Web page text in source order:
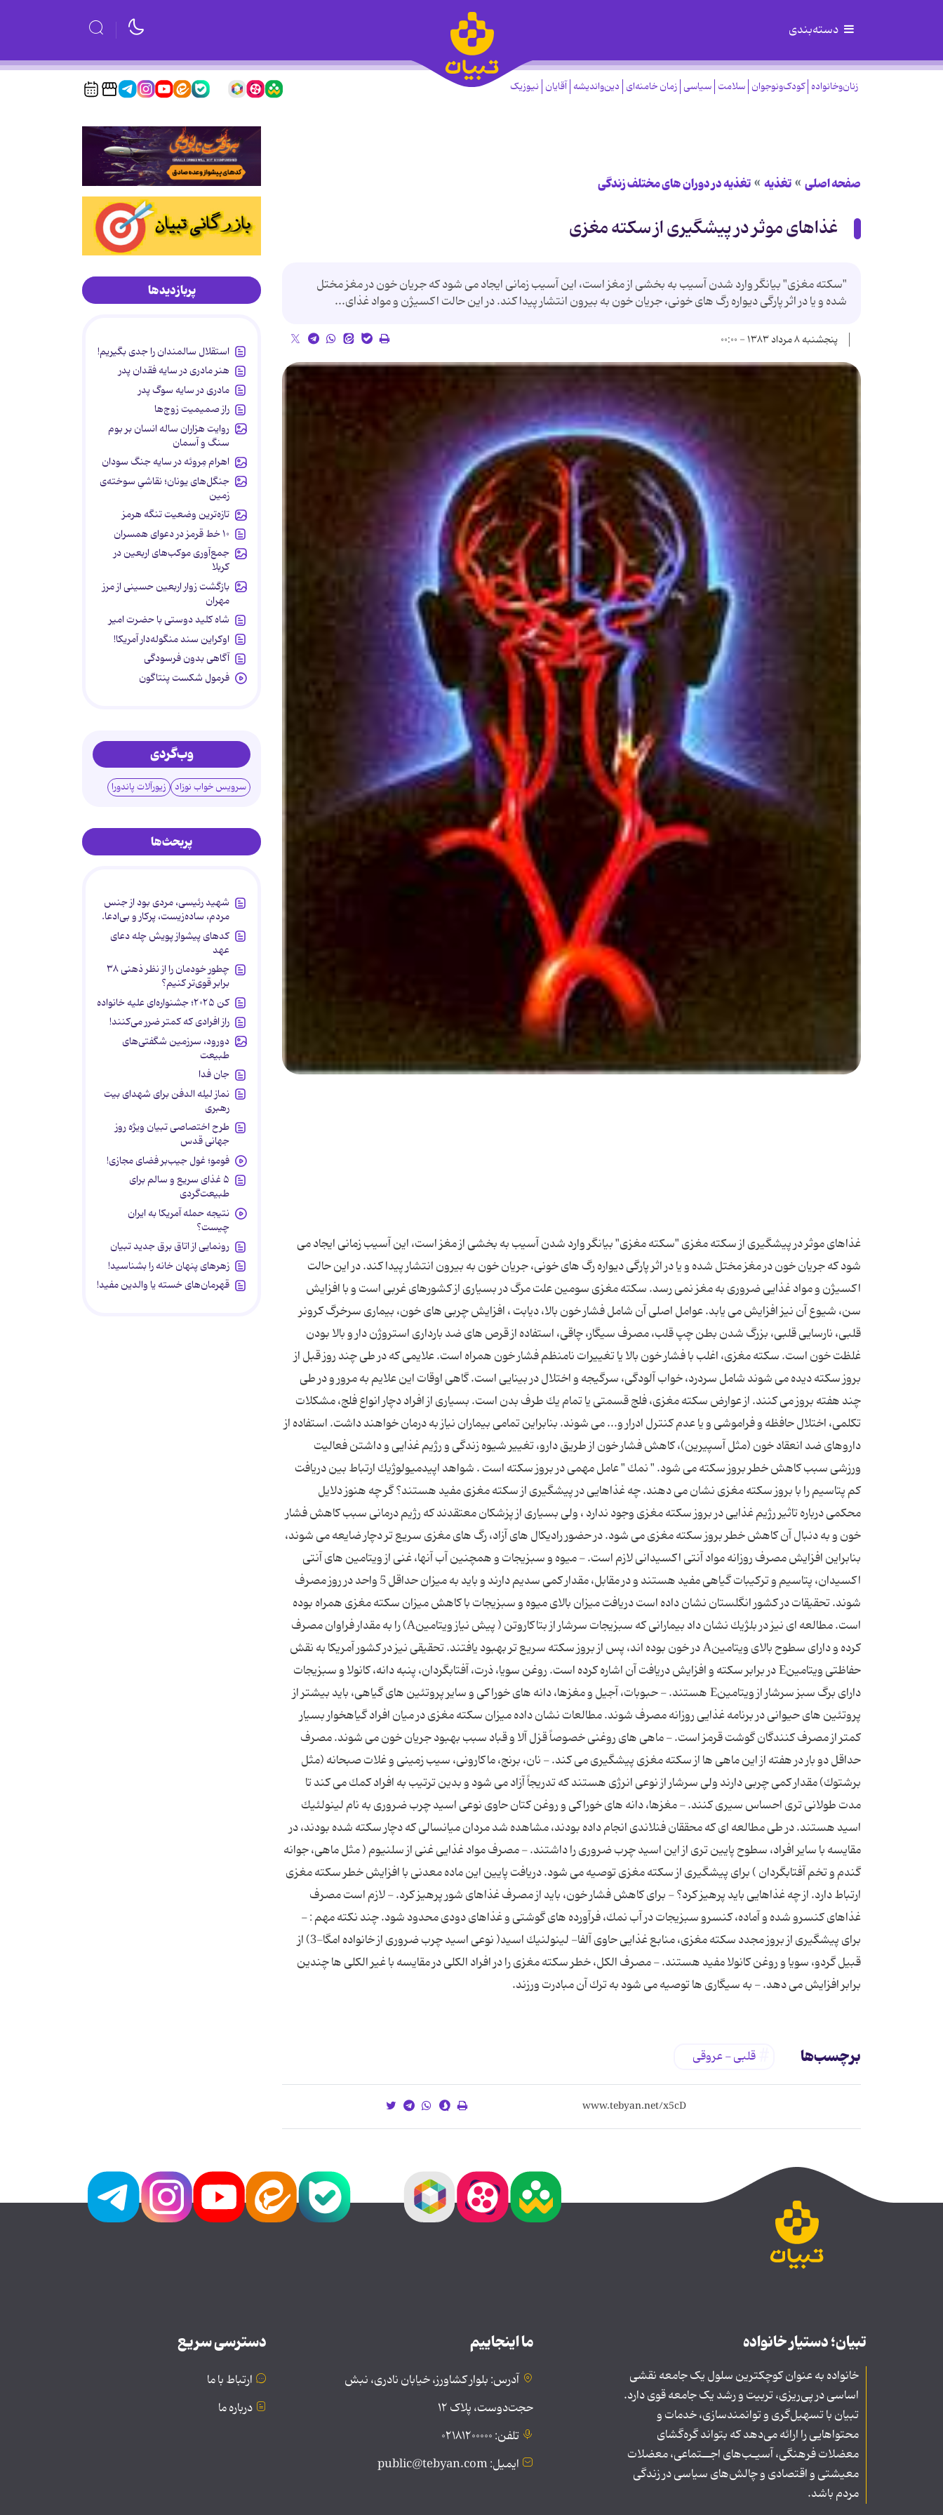
دسته‌بندی
زنان‌وخانواده کودک‌ونوجوان سلامت سیاسی زمان خامنه‌ای دین‌واندیشه آقایان نیوزیک
صفحه اصلی تغذیه تغذیه در دوران های مختلف زندگی
غذاهای موثر در پیشگیری از سكته مغزی
"سكته مغزی" بیانگر وارد شدن آسیب به بخشی از مغز است، این آسیب زمانی ایجاد می شود كه جریان خون در مغز مختل
شده و یا در اثر پارگی دیواره رگ های خونی، جریان خون به بیرون انتشار پیدا كند. در این حالت اكسیژن و مواد غذای...
پنجشنبه ۸ مرداد ۱۳۸۳ - ۰۰:۰۰
غذاهای موثر در پیشگیری از سكته مغزی "سكته مغزی" بیانگر وارد شدن آسیب به بخشی از مغز است، این آسیب زمانی ایجاد می
شود كه جریان خون در مغز مختل شده و یا در اثر پارگی دیواره رگ های خونی، جریان خون به بیرون انتشار پیدا كند. در این حالت
اكسیژن و مواد غذایی ضروری به مغز نمی رسد. سكته مغزی سومین علت مرگ در بسیاری از كشورهای غربی است و با افزایش
سن، شیوع آن نیز افزایش می یابد. عوامل اصلی آن شامل فشار خون بالا، دیابت ، افزایش چربی های خون، بیماری سرخرگ كرونر
قلبی، نارسایی قلبی، بزرگ شدن بطن چپ قلب، مصرف سیگار، چاقی، استفاده از قرص های ضد بارداری استروژن دار و بالا بودن
غلظت خون است. سكته مغزی، اغلب با فشار خون بالا یا تغییرات نامنظم فشار خون همراه است. علایمی كه در طی چند روز قبل از
بروز سكته دیده می شوند شامل سردرد، خواب آلودگی، سرگیجه و اختلال در بینایی است. گاهی اوقات این علایم به مرور و در طی
چند هفته بروز می كنند. از عوارض سكته مغزی، فلج قسمتی یا تمام یك طرف بدن است. بسیاری از افراد دچار انواع فلج، مشكلات
تكلمی، اختلال حافظه و فراموشی و یا عدم كنترل ادرار و... می شوند. بنابراین تمامی بیماران نیاز به درمان خواهند داشت. استفاده از
داروهای ضد انعقاد خون (مثل آسپیرین)، كاهش فشار خون از طریق دارو، تغییر شیوه زندگی و رژیم غذایی و داشتن فعالیت
ورزشی سبب كاهش خطر بروز سكته می شود. " نمك " عامل مهمی در بروز سكته است . شواهد اپیدمیولوژیك ارتباط بین دریافت
كم پتاسیم را با بروز سكته مغزی نشان می دهند. چه غذاهایی در پیشگیری از سكته مغزی مفید هستند؟ گر چه هنوز دلایل
محكمی درباره تاثیر رژیم غذایی در بروز سكته مغزی وجود ندارد ، ولی بسیاری از پزشكان معتقدند كه رژیم درمانی سبب كاهش فشار
خون و به دنبال آن كاهش خطر بروز سكته مغزی می شود. در حضور رادیكال های آزاد، رگ های مغزی سریع تر دچار ضایعه می شوند،
بنابراین افزایش مصرف روزانه مواد آنتی اكسیدانی لازم است. - میوه و سبزیجات و همچنین آب آنها، غنی از ویتامین های آنتی
اكسیدان، پتاسیم و تركیبات گیاهی مفید هستند و در مقابل، مقدار كمی سدیم دارند و باید به میزان حداقل 5 واحد در روز مصرف
شوند. تحقیقات در كشور انگلستان نشان داده است دریافت میزان بالای میوه و سبزیجات با كاهش میزان سكته مغزی همراه بوده
است. مطالعه ای نیز در بلژیك نشان داد بیمارانی كه سبزیجات سرشار از بتاكاروتن ( پیش نیاز ویتامینA) را به مقدار فراوان مصرف
كرده و دارای سطوح بالای ویتامینA در خون بوده اند، پس از بروز سكته سریع تر بهبود یافتند. تحقیقی نیز در كشور آمریكا به نقش
حفاظتی ویتامینE در برابر سكته و افزایش دریافت آن اشاره كرده است. روغن سویا، ذرت، آفتابگردان، پنبه دانه، كانولا و سبزیجات
دارای برگ سبز سرشار از ویتامینE هستند. - حبوبات، آجیل و مغزها، دانه های خوراكی و سایر پروتئین های گیاهی، باید بیشتر از
پروتئین های حیوانی در برنامه غذایی روزانه مصرف شوند. مطالعات نشان داده میزان سكته مغزی در میان افراد گیاهخوار بسیار
كمتر از مصرف كنندگان گوشت قرمز است. - ماهی های روغنی خصوصاً قزل آلا و قباد سبب بهبود جریان خون می شوند. مصرف
حداقل دو بار در هفته از این ماهی ها از سكته مغزی پیشگیری می كند. - نان، برنج، ماكارونی، سیب زمینی و غلات صبحانه (مثل
برشتوك) مقدار كمی چربی دارند ولی سرشار از نوعی انرژی هستند كه تدریجاً آزاد می شود و بدین ترتیب به افراد كمك می كند تا
مدت طولانی تری احساس سیری كنند. - مغزها، دانه های خوراكی و روغن كتان حاوی نوعی اسید چرب ضروری به نام لینولئیك
اسید هستند. در طی مطالعه ای كه محققان فنلاندی انجام داده بودند، مشاهده شد مردان میانسالی كه دچار سكته شده بودند، در
مقایسه با سایر افراد، سطوح پایین تری از این اسید چرب ضروری را داشتند. - مصرف مواد غذایی غنی از سلنیوم ( مثل ماهی، جوانه
گندم و تخم آفتابگردان ) برای پیشگیری از سكته مغزی توصیه می شود. دریافت پایین این ماده معدنی با افزایش خطر سكته مغزی
ارتباط دارد. از چه غذاهایی باید پرهیز كرد؟ - برای كاهش فشار خون، باید از مصرف غذاهای شور پرهیز كرد. - لازم است مصرف
غذاهای كنسرو شده و آماده، كنسرو سبزیجات در آب نمك، فرآورده های گوشتی و غذاهای دودی محدود شود. چند نكته مهم : -
برای پیشگیری از بروز مجدد سكته مغزی، منابع غذایی حاوی آلفا- لینولنیك اسید( نوعی اسید چرب ضروری از خانواده امگا-3) از
قبیل گردو، سویا و روغن كانولا مفید هستند. - مصرف الكل، خطر سكته مغزی را در افراد الكلی در مقایسه با غیر الكلی ها چندین
برابر افزایش می دهد. - به سیگاری ها توصیه می شود به ترك آن مبادرت ورزند.
برچسب‌ها قلبی - عروقی
پربازدیدها
استقلال سالمندان را جدی بگیریم!
هنر مادری در سایه‌ فقدان پدر
مادری در سایه سوگ پدر
راز صمیمیت زوج‌ها
روایت هزاران ساله انسان بر بوم
سنگ و آسمان
اهرام مِروئه در سایه جنگ سودان
جنگل‌های یونان؛ نقاشیِ سوخته‌ی
زمین
تازه‌ترین وضعیت تنگه هرمز
۱۰ خط قرمز در دعوای همسران
جمع‌آوری موکب‌های اربعین در
کربلا
بازگشت زوار اربعین حسینی از مرز
مهران
شاه کلید دوستی با حضرت امیر
اوکراین سند منگوله‌دار آمریکا!
آگاهی بدون فرسودگی
فرمول شکست پنتاگون
وب‌گردی
سرویس خواب نوزاد زیورآلات پاندورا
پربحث‌ها
شهید رئیسی، مردی بود از جنس
مردم، ساده‌زیست، پرکار و بی‌ادعا.
کدهای پیشواز پویش چله دعای
عهد
چطور خودمان را از نظر ذهنی ۳۸
برابر قوی‌تر کنیم؟
کن ۲۰۲۵؛ جشنواره‌ای علیه خانواده
راز افرادی که کمتر ضرر می‌کنند!
دورود، سرزمین شگفتی‌های
طبیعت
جان فدا
نماز لیله الدفن برای شهدای بیت
رهبری
طرح اختصاصی تبیان ویژه روز
جهانی قدس
فومو؛ غول جیب‌بر فضای مجازی!
۵ غذای سریع و سالم برای
طبیعت‌گردی
نتیجه حمله آمریکا به ایران
چیست؟
رونمایی از اتاق برق جدید تبیان
زهرهای پنهان خانه را بشناسید!
قهرمان‌های خسته یا والدین مفید!
تبیان؛ دستیار خانواده
خانواده به عنوان کوچکترین سلول یک جامعه نقشی
اساسی در پی‌ریزی، تربیت و رشد یک جامعه قوی دارد.
تبیان با تسهیل‌گری و توانمندسازی، خدمات و
محتواهایی را ارائه می‌دهد که بتواند گره‌گشای
معضلات فرهنگی، آسیـب‌های اجــتماعی، معضلات
معیشتی و اقتصادی و چالش‌های سیاسی در زندگی
مردم باشد.
ما اینجاییم
آدرس: بلوار کشاورز، خیابان نادری، نبش
حجت‌دوست، پلاک ۱۲
تلفن: ۰۲۱۸۱۲۰۰۰۰۰
ایمیل: public@tebyan.com
دسترسی سریع
ارتباط با ما
درباره ما